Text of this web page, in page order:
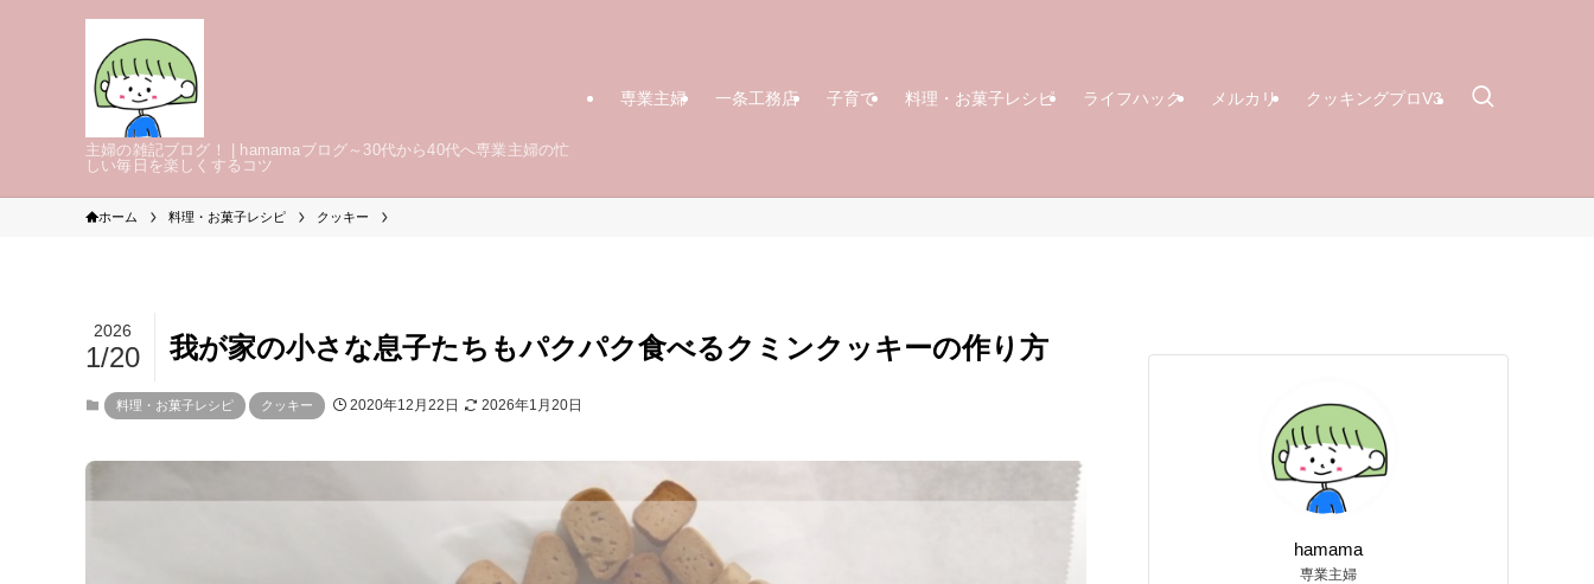
主婦の雑記ブログ！ | hamamaブログ～30代から40代へ専業主婦の忙
しい毎日を楽しくするコツ
専業主婦 一条工務店 子育て 料理・お菓子レシピ ライフハック メルカリ クッキングプロV3
ホーム 料理・お菓子レシピ クッキー
我が家の小さな息子たちもパクパク食べるクミンクッキーの作り方
2026
1/20
料理・お菓子レシピ クッキー 2020年12月22日 2026年1月20日
hamama
専業主婦